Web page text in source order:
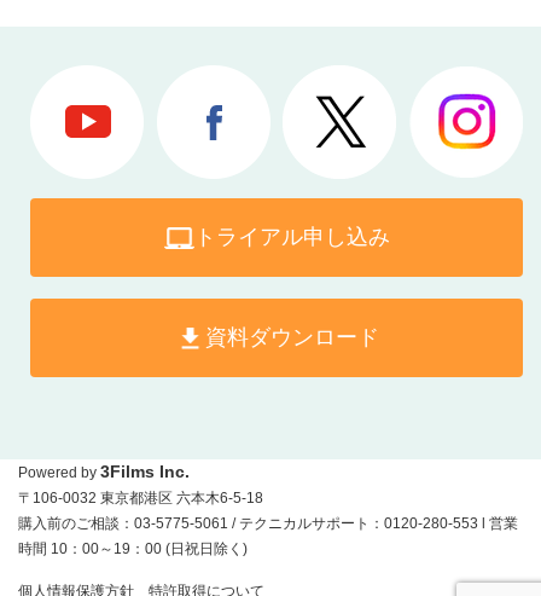
トライアル申し込み
資料ダウンロード
Powered by 3Films Inc.
〒106-0032 東京都港区 六本木6-5-18
購入前のご相談：03-5775-5061 / テクニカルサポート：0120-280-553 l 営業
時間 10：00～19：00 (日祝日除く)
個人情報保護方針 特許取得について